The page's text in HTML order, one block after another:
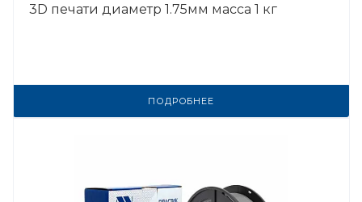
3D печати диаметр 1.75мм масса 1 кг
ПОДРОБНЕЕ